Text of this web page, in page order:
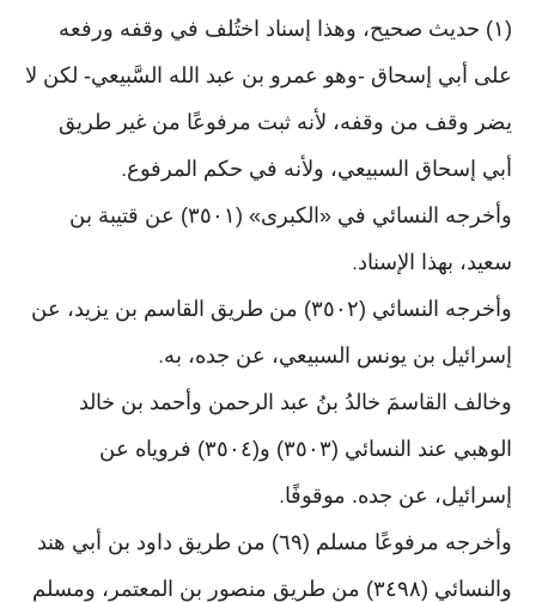
(١) حديث صحيح، وهذا إسناد اختُلف في وقفه ورفعه
على أبي إسحاق -وهو عمرو بن عبد الله السَّبيعي- لكن لا
يضر وقف من وقفه، لأنه ثبت مرفوعًا من غير طريق
أبي إسحاق السبيعي، ولأنه في حكم المرفوع.
وأخرجه النسائي في «الكبرى» (٣٥٠١) عن قتيبة بن
سعيد، بهذا الإسناد.
وأخرجه النسائي (٣٥٠٢) من طريق القاسم بن يزيد، عن
إسرائيل بن يونس السبيعي، عن جده، به.
وخالف القاسمَ خالدُ بنُ عبد الرحمن وأحمد بن خالد
الوهبي عند النسائي (٣٥٠٣) و(٣٥٠٤) فروياه عن
إسرائيل، عن جده. موقوفًا.
وأخرجه مرفوعًا مسلم (٦٩) من طريق داود بن أبي هند
والنسائي (٣٤٩٨) من طريق منصور بن المعتمر، ومسلم